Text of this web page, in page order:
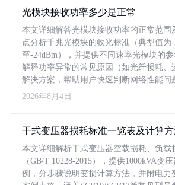
光模块接收功率多少是正常
本文详细解答光模块接收功率的正常范围
点分析千兆光模块的收光标准（典型值为-
至-24dBm），并提供不同速率光模块的
解释功率异常的常见原因（如光纤损耗、
解决方案，帮助用户快速判断网络性能问
2026年8月4日
干式变压器损耗标准一览表及计算
本文详细解析干式变压器空载损耗、负载
（GB/T 10228-2015），提供1000kVA变
例，分步骤说明变损计算方法，并附电力